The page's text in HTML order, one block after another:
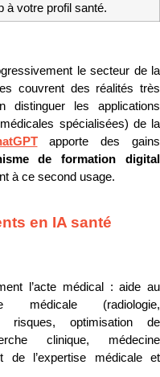
à votre profil santé.
le secteur de la
couvrent des réalités très
distinguer les applications
spécialisées) de la
apporte des gains
de formation digital
à ce second usage.
en IA santé
l’acte médical : aide au
médicale (radiologie,
risques, optimisation de
clinique, médecine
de l’expertise médicale et